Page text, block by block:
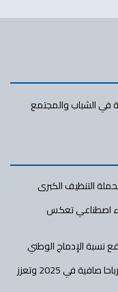
في الشباب والمجتمع
التنظيف الكبرى
اصطناعي تعكس
نسبة الإدماج الوطني
الشركة الجزائرية للتأمينات تحقق 1.12 مليار دج أرباحا صافية في 2025 وتعزز